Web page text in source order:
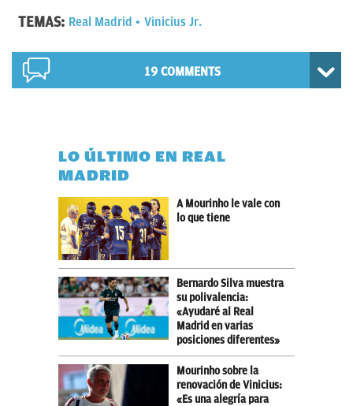
TEMAS: Real Madrid Vinicius Jr.
19 COMMENTS
LO ÚLTIMO EN REAL
MADRID
A Mourinho le vale con
lo que tiene
Bernardo Silva muestra
su polivalencia:
«Ayudaré al Real
Madrid en varias
posiciones diferentes»
Mourinho sobre la
renovación de Vinicius:
«Es una alegría para